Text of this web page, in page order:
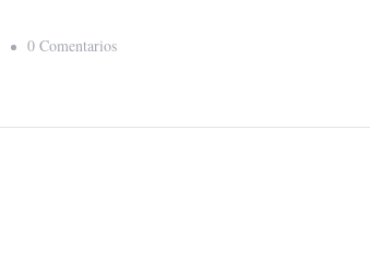
0 ComentariosEn